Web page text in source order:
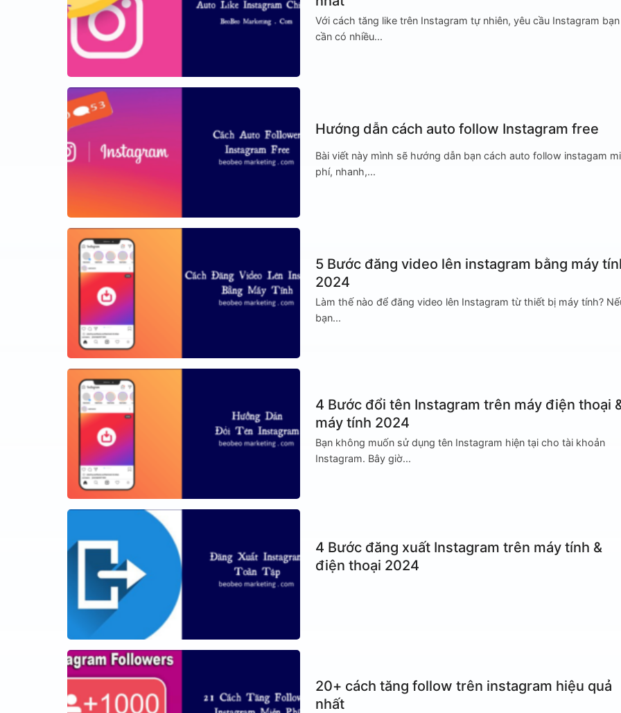
Với cách tăng like trên Instagram tự nhiên, yêu cầu Instagram bạn
cần có nhiều...
Hướng dẫn cách auto follow Instagram free
Bài viết này mình sẽ hướng dẫn bạn cách auto follow instagam
phí, nhanh,...
5 Bước đăng video lên instagram bằng máy
2024
Làm thế nào để đăng video lên Instagram từ thiết bị máy tính?
bạn...
4 Bước đổi tên Instagram trên máy điện thoại
máy tính 2024
Bạn không muốn sử dụng tên Instagram hiện tại cho tài khoản
Instagram. Bây giờ...
4 Bước đăng xuất Instagram trên máy tính &
điện thoại 2024
20+ cách tăng follow trên instagram hiệu quả
nhất